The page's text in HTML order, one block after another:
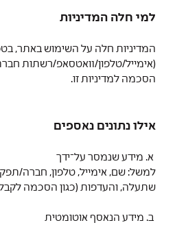
למי חלה המדיניות
המדיניות חלה על השימוש באתר,
(אימייל/טלפון/וואטסאפ/רשתות
הסכמה למדיניות זו.
אילו נתונים נאספים
א. מידע שנמסר על־ידך
למשל: שם, אימייל, טלפון, חברה/תפקיד,
שתעלה, והעדפות (כגון הסכמה לקבלת
ב. מידע הנאסף אוטומטית